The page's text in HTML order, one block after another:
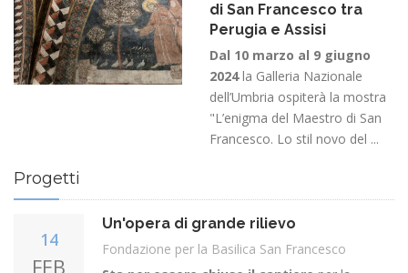
di San Francesco tra
Perugia e Assisi
Dal 10 marzo al 9 giugno
2024la Galleria Nazionale
dell’Umbria ospiterà la mostra
"L’enigma del Maestro di San
Francesco. Lo stil novo del ...
Progetti
14
FEB
Un'opera di grande rilievo
Fondazione per la Basilica San Francesco